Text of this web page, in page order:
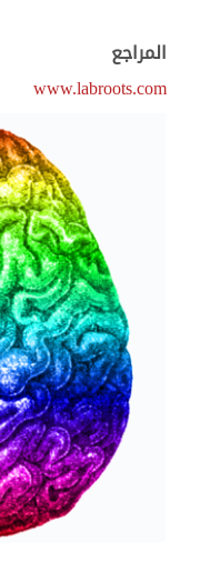
المراجع
www.labroots.com